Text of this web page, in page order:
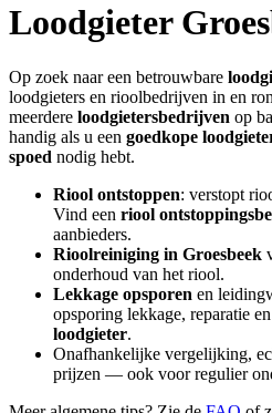
Loodgieter
Op zoek naar een betrouwbare
loodgieters en rioolbedrijven in en
meerdere loodgietersbedrijven op
handig als u een goedkope
spoed nodig hebt.
Riool ontstoppen: verstopt
Vind een riool
aanbieders.
Rioolreiniging in Groesbeek
onderhoud van het riool.
Lekkage opsporen en
opsporing lekkage, reparatie
loodgieter.
Onafhankelijke vergelijking,
prijzen — ook voor regulier